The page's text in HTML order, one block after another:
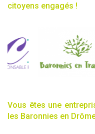
citoyens engagés !
Vous êtes une
les Baronnies en